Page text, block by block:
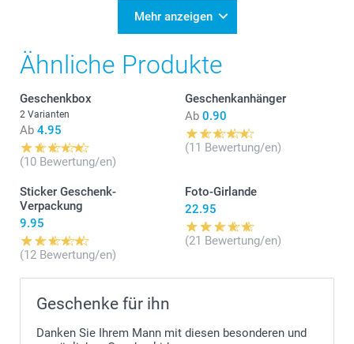
Mehr anzeigen
Ähnliche Produkte
Geschenkbox
2 Varianten
Ab 4.95
(10 Bewertung/en)
Geschenkanhänger
Ab 0.90
(11 Bewertung/en)
Sticker Geschenk-
Verpackung
9.95
(12 Bewertung/en)
Foto-Girlande
22.95
(21 Bewertung/en)
Geschenke für ihn
Danken Sie Ihrem Mann mit diesen besonderen und